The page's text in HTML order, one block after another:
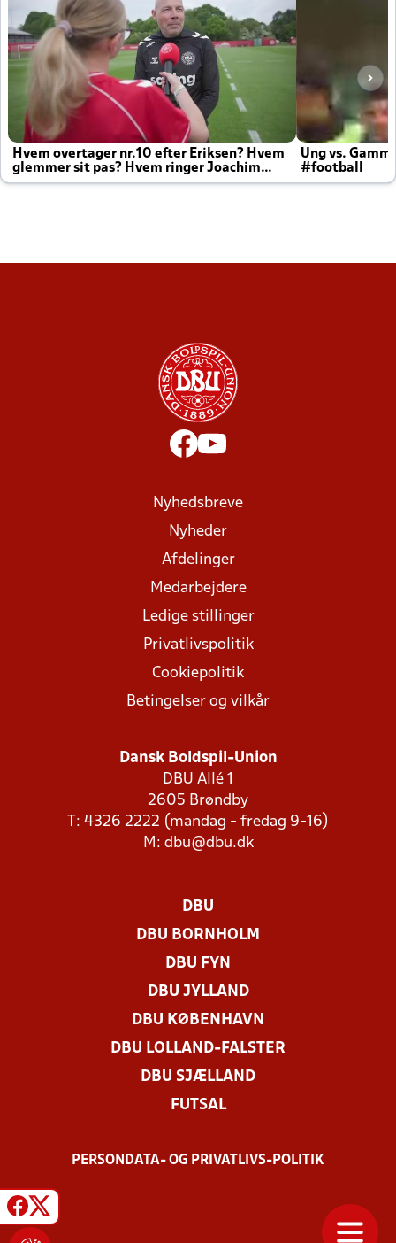
Hvem overtager nr.10 efter Eriksen? Hvem
glemmer sit pas? Hvem ringer Joachim
altid til efter kampe?
Ung vs.
#football
Nyhedsbreve
Nyheder
Afdelinger
Medarbejdere
Ledige stillinger
Privatlivspolitik
Cookiepolitik
Betingelser og vilkår
Dansk Boldspil-Union
DBU Allé 1
2605 Brøndby
T: 4326 2222 (mandag - fredag 9-16)
M: dbu@dbu.dk
DBU
DBU BORNHOLM
DBU FYN
DBU JYLLAND
DBU KØBENHAVN
DBU LOLLAND-FALSTER
DBU SJÆLLAND
FUTSAL
PERSONDATA- OG PRIVATLIVS-POLITIK